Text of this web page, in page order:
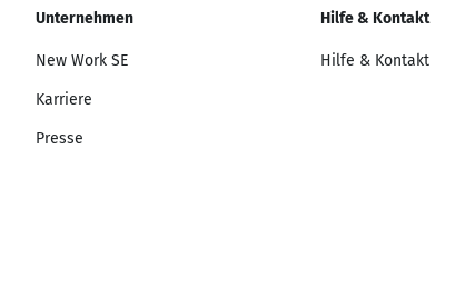
Unternehmen
New Work SE
Karriere
Presse
Hilfe & Kontakt
Hilfe & Kontakt